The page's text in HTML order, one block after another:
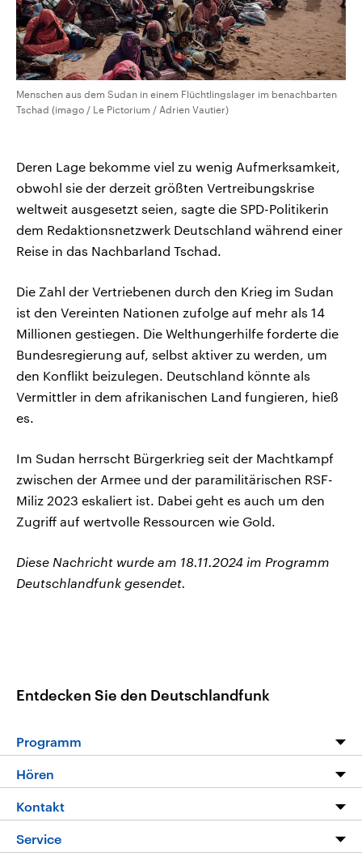
Menschen aus dem Sudan in einem Flüchtlingslager im benachbarten
Tschad (imago / Le Pictorium / Adrien Vautier)
Deren Lage bekomme viel zu wenig Aufmerksamkeit,
obwohl sie der derzeit größten Vertreibungskrise
weltweit ausgesetzt seien, sagte die SPD-Politikerin
dem Redaktionsnetzwerk Deutschland während einer
Reise in das Nachbarland Tschad.
Die Zahl der Vertriebenen durch den Krieg im Sudan
ist den Vereinten Nationen zufolge auf mehr als 14
Millionen gestiegen. Die Welthungerhilfe forderte die
Bundesregierung auf, selbst aktiver zu werden, um
den Konflikt beizulegen. Deutschland könnte als
Vermittler in dem afrikanischen Land fungieren, hieß
es.
Im Sudan herrscht Bürgerkrieg seit der Machtkampf
zwischen der Armee und der paramilitärischen RSF-
Miliz 2023 eskaliert ist. Dabei geht es auch um den
Zugriff auf wertvolle Ressourcen wie Gold.
Diese Nachricht wurde am 18.11.2024 im Programm
Deutschlandfunk gesendet.
Entdecken Sie den Deutschlandfunk
Programm
Programm
Die Nachrichten
Nachrichtenleicht
Hören
Livestream
Podcasts
Kontakt
Hörerservice
Service